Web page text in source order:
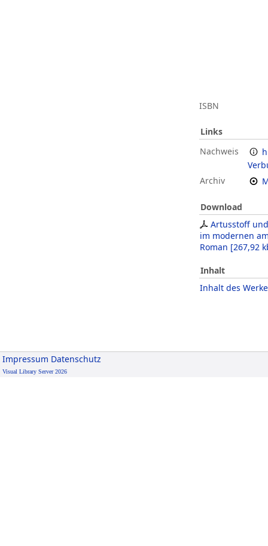
ISBN
Links
Nachweis
Archiv
Download
Artusstoff
im modernen
Roman [267,92
Inhalt
Inhalt des
Impressum Datenschutz
Visual Library Server 2026